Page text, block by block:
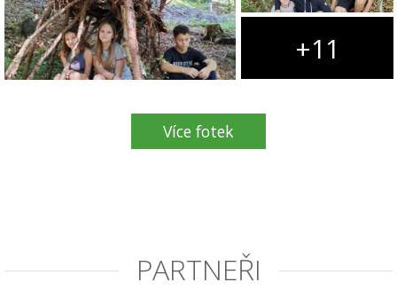
+11
Více fotek
PARTNEŘI